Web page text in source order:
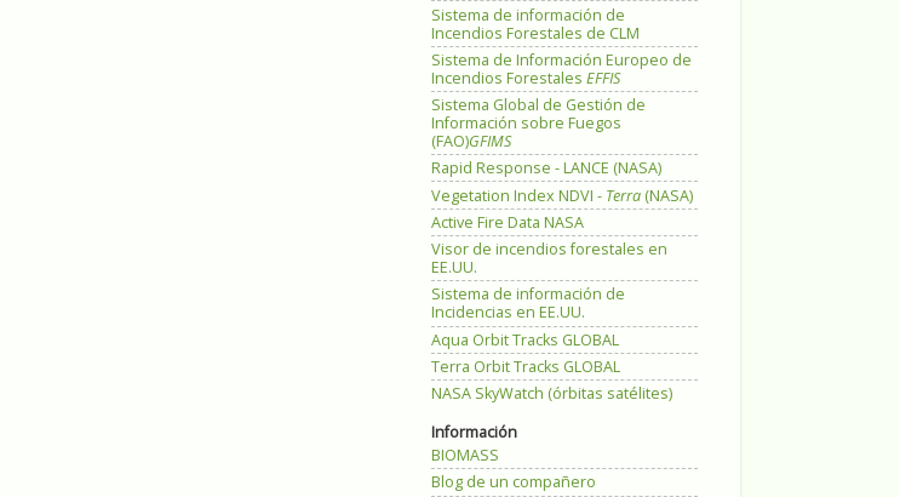
Sistema de información de
Incendios Forestales de CLM
Sistema de Información Europeo de
Incendios Forestales EFFIS
Sistema Global de Gestión de
Información sobre Fuegos
(FAO)GFIMS
Rapid Response - LANCE (NASA)
Vegetation Index NDVI - Terra (NASA)
Active Fire Data NASA
Visor de incendios forestales en
EE.UU.
Sistema de información de
Incidencias en EE.UU.
Aqua Orbit Tracks GLOBAL
Terra Orbit Tracks GLOBAL
NASA SkyWatch (órbitas satélites)
Información
BIOMASS
Blog de un compañero